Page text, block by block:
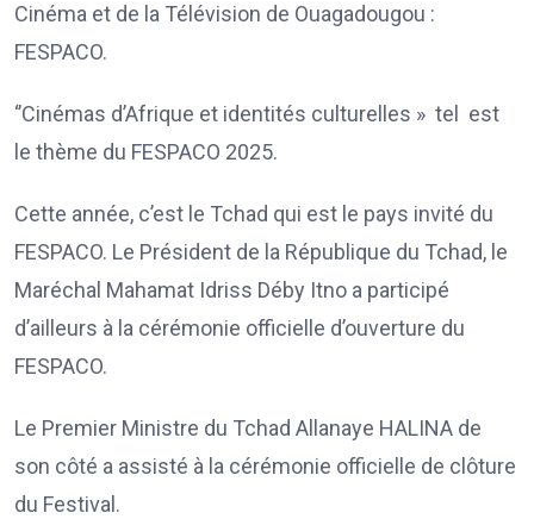
Cinéma et de la Télévision de Ouagadougou :
FESPACO.
‘’Cinémas d’Afrique et identités culturelles » tel est
le thème du FESPACO 2025.
Cette année, c’est le Tchad qui est le pays invité du
FESPACO. Le Président de la République du Tchad, le
Maréchal Mahamat Idriss Déby Itno a participé
d’ailleurs à la cérémonie officielle d’ouverture du
FESPACO.
Le Premier Ministre du Tchad Allanaye HALINA de
son côté a assisté à la cérémonie officielle de clôture
du Festival.